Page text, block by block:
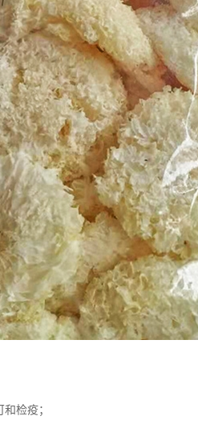
检疫；